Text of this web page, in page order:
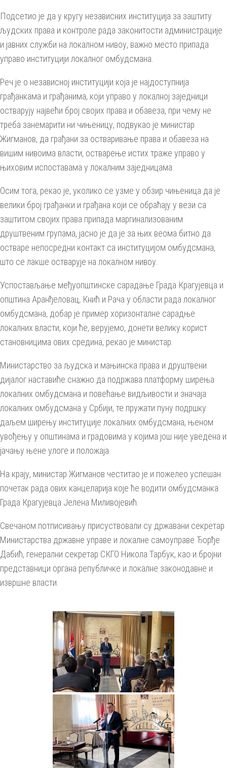
Подсетио је да у кругу независних институција за заштиту
људских права и контроле рада законитости администрације
и јавних служби на локалном нивоу, важно место припада
управо институцији локалног омбудсмана.
Реч је о независној институцији која је најдоступнија
грађанкама и грађанима, који управо у локалној заједници
остварују највећи број својих права и обавеза, при чему не
треба занемарити ни чињеницу, подвукао је министар
Жигманов, да грађани за остваривање права и обавеза на
вишим нивоима власти, остварење истих траже управо у
њиховим испоставама у локалним заједницама
Осим тога, рекао је, уколико се узме у обзир чињеница да је
велики број грађанки и грађана који се обраћају у вези са
заштитом својих права припада маргинализованим
друштвеним групама, јасно је да је за њих веома битно да
остваре непосредни контакт са институцијом омбудсмана,
што се лакше остварује на локалном нивоу.
Успостављање међуопштинске сарадање Града Крагујевца и
општина Аранђеловац, Кнић и Рача у области рада локалног
омбудсмана, добар је пример хоризонталне сарадње
локалних власти, који ће, верујемо, донети велику корист
становницима ових средина, рекао је министар.
Министарство за људска и мањинска права и друштвени
дијалог наставиће снажно да подржава платформу ширења
локалних омбудсмана и повећање видљивости и значаја
локалних омбудсмана у Србији, те пружати пуну подршку
даљем ширењу институције локалних омбудсмана, њеном
увођењу у општинама и градовима у којима још није уведена и
јачању њене улоге и положаја.
На крају, министар Жигманов честитао је и пожелео успешан
почетак рада ових канцеларија које ће водити омбудсманка
Града Крагујевца Јелена Миливојевић.
Свечаном потписивању присуствовали су државани секретар
Министарства државне управе и локалне самоуправе Ђорђе
Дабић, генерални секретар СКГО Никола Тарбук, као и бројни
представници органа републичке и локалне законодавне и
извршне власти.